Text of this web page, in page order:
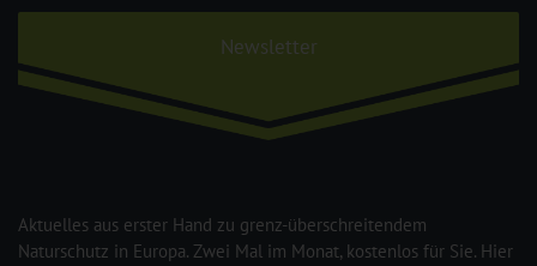
Newsletter
Aktuelles aus erster Hand zu grenz-überschreitendem
Naturschutz in Europa. Zwei Mal im Monat, kostenlos für Sie. Hier